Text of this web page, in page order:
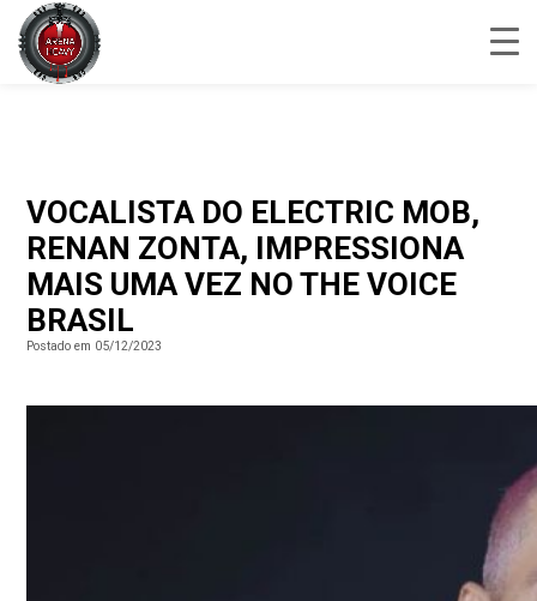
VOCALISTA DO ELECTRIC MOB,
RENAN ZONTA, IMPRESSIONA
MAIS UMA VEZ NO THE VOICE
BRASIL
Postado em 05/12/2023